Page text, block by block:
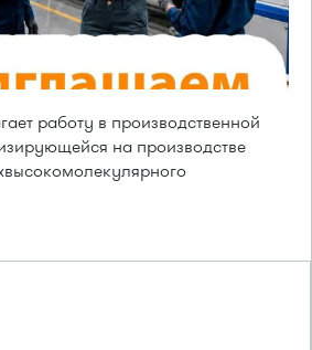
работу в производственной
на производстве